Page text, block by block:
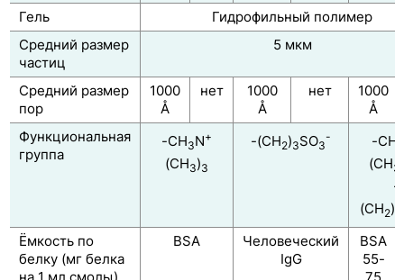
Гель
Гидрофильный полимер
Средний размер
частиц
5 мкм
Средний размер
пор
1000
Å
нет
1000
Å
нет
1000
Å
Функциональная
группа
-CH3N+
(CH3)3
-(CH2)3SO3
- -CH
(CH3
-
(CH2)
Ёмкость по
белку (мг белка
BSA
Человеческий
IgG
BSA
55-
Колонки для хроматографии гидрофильных
взаимодействий COSMOSIL HILIC
Колонки для разделения белков
COSMOSIL Protein-R
COSMOSIL C18-AR-300, C8-AR-300, C4-
Гель-фильтрационные колонки
COSMOSIL Diol-120-II, Diol-300-II, Diol-
1000-II